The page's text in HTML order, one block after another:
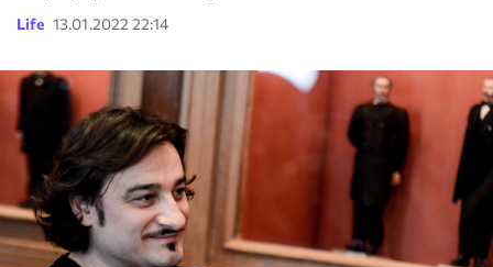
Life 13.01.2022 22:14